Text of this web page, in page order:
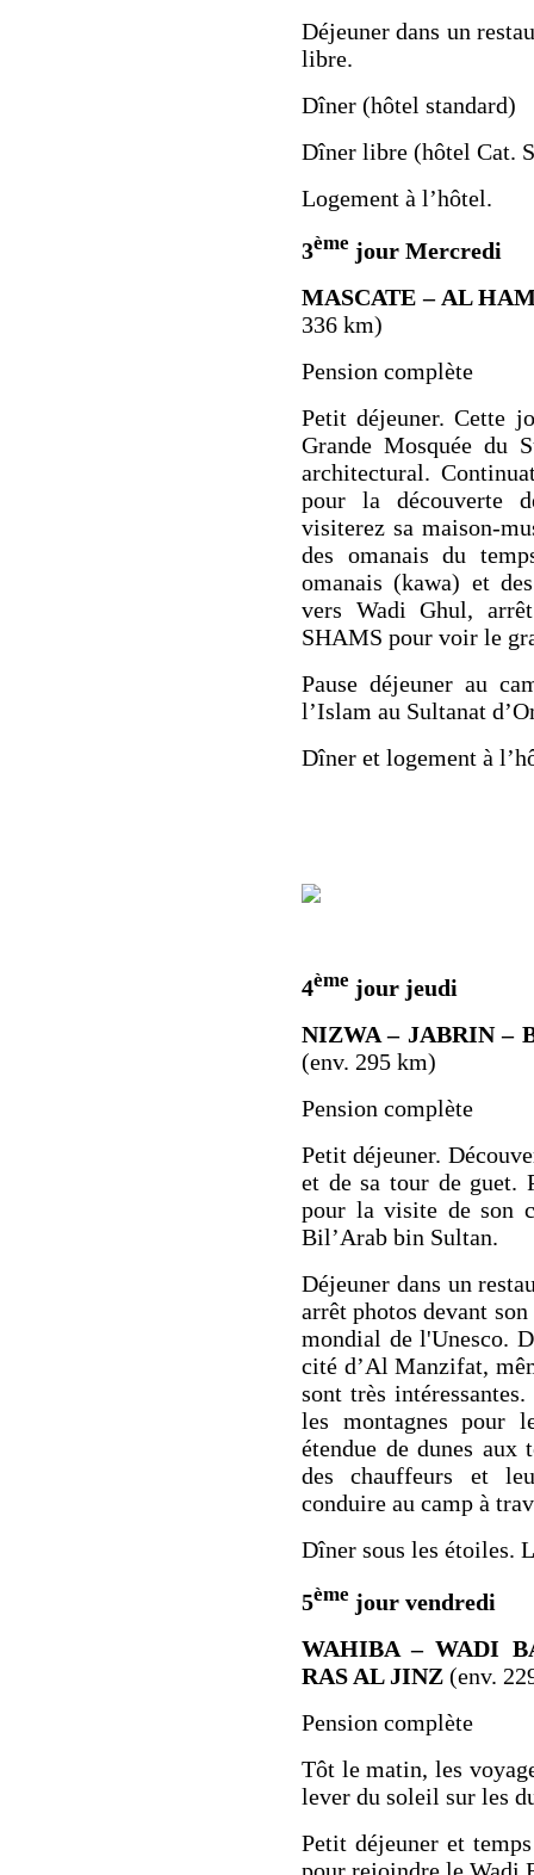
Déjeuner dans un
libre.
Dîner (hôtel standard)
Dîner libre (hôtel Cat.
Logement à l’hôtel.
3ème jour Mercredi
MASCATE – AL
336 km)
Pension complète
Petit déjeuner. Cette
Grande Mosquée du
architectural.
pour la découverte
visiterez sa maison-
des omanais du
omanais (kawa) et
vers Wadi Ghul,
SHAMS pour voir le
Pause déjeuner au
l’Islam au Sultanat
Dîner et logement à
4ème jour jeudi
NIZWA – JABRIN –
(env. 295 km)
Pension complète
Petit déjeuner.
et de sa tour de guet.
pour la visite de son
Bil’Arab bin Sultan.
Déjeuner dans un
arrêt photos devant
mondial de l'Unesco.
cité d’Al Manzifat,
sont très
les montagnes pour
étendue de dunes
des chauffeurs et
conduire au camp à
Dîner sous les étoiles.
5ème jour vendredi
WAHIBA – WADI
RAS AL JINZ (env.
Pension complète
Tôt le matin, les
lever du soleil sur les
Petit déjeuner et